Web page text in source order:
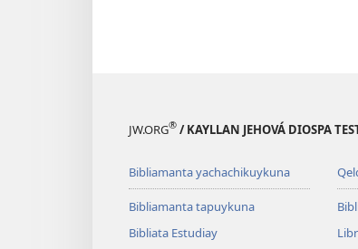
JW.ORG® / KAYLLAN JEHOVÁ DIOSPA
Bibliamanta yachachikuykuna
Bibliamanta tapuykuna
Bibliata Estudiay